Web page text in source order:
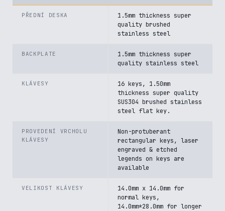
PŘEDNÍ DESKA
1.5mm thickness super
quality brushed
stainless steel
BACKPLATE
1.5mm thickness super
quality stainless steel
KLÁVESY
16 keys, 1.50mm
thickness super quality
SUS304 brushed stainless
steel flat key.
PROVEDENÍ VRCHOLU
KLÁVESY
Non-protuberant
rectangular keys, laser
engraved & etched
legends on keys are
available
VELIKOST KLÁVESY
14.0mm x 14.0mm for
normal keys,
14.0mm*28.0mm for longer